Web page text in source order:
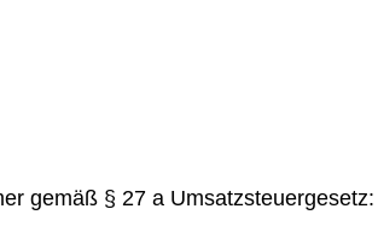
gemäß § 27 a Umsatzsteuergesetz: